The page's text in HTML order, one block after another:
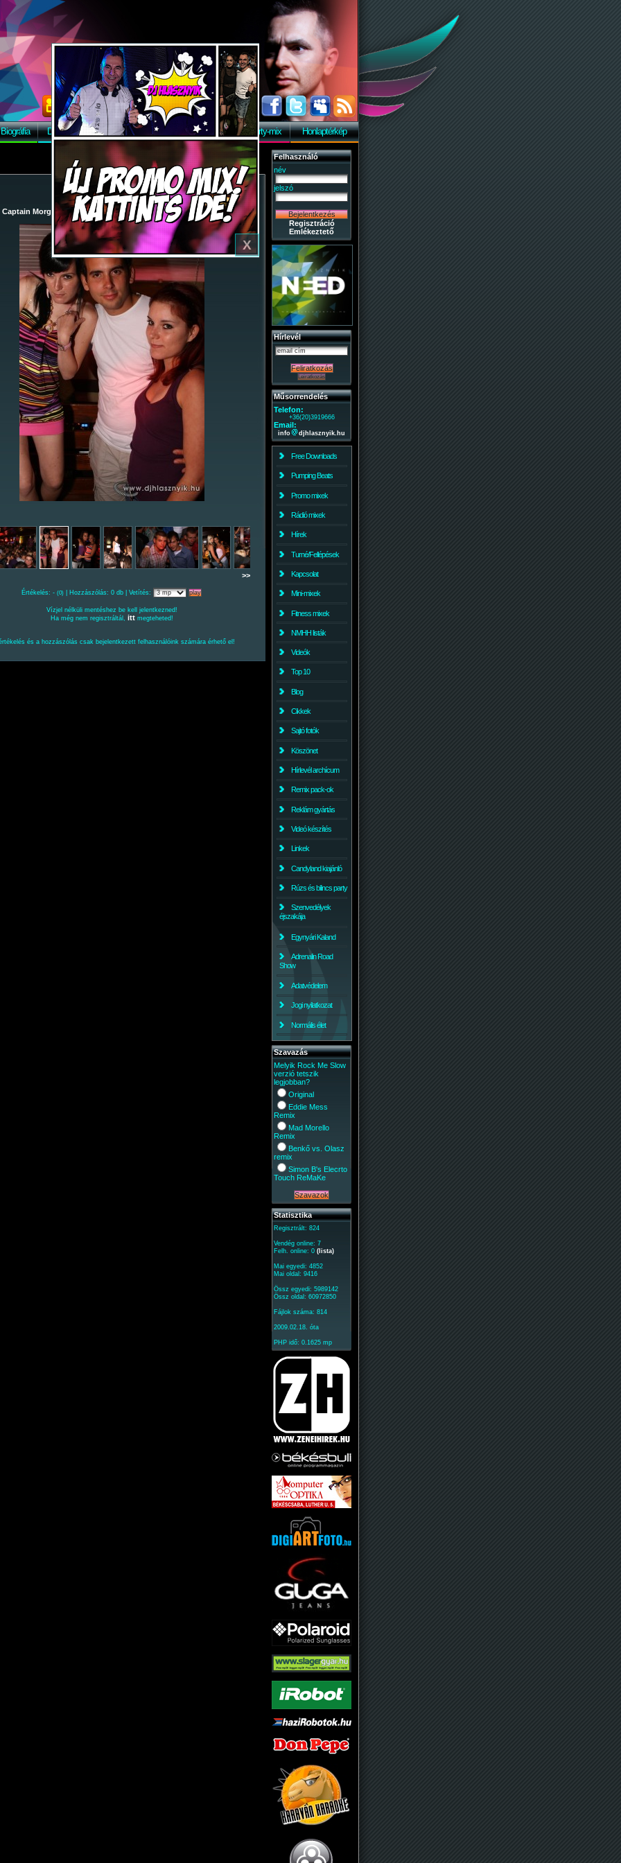
X
Biográfia Discográfia Képek Letöltés Vendégkönyv Party-mix Honlaptérkép
Captain Morgan/ 2009-07-18 - Party-mix Night Tour 2009./ 30
>>
Értékelés: - (0) | Hozzászólás: 0 db | Vetítés:
Vízjel nélküli mentéshez be kell jelentkezned!
Ha még nem regisztráltál, ittmegteheted!
és a hozzászólás csak bejelentkezett felhasználóink számára érhető el!
Felhasználó
név
jelszó
Regisztráció
Emlékeztető
Hírlevél
Műsorrendelés
Telefon:
+36(20)3919666
Email:
info djhlasznyik.hu
Free Downloads
Pumping Beats
Promo mixek
Rádió mixek
Hírek
Turné/Fellépések
Kapcsolat
Mini-mixek
Fitness mixek
NMHH listák
Videók
Top 10
Blog
Cikkek
Sajtó fotók
Köszönet
Hírlevél archícum
Remix pack-ok
Reklám gyártás
Videó készítés
Linkek
Candyland kiajánló
Rúzs és bilincs party
Szenvedélyek
éjszakája
Egynyári Kaland
Adrenalin Road
Show
Adatvédelem
Jogi nyilatkozat
Normális élet
Szavazás
Melyik Rock Me Slow
verzió tetszik
legjobban?
Original
Eddie Mess
Remix
Mad Morello
Remix
Benkő vs. Olasz
remix
Simon B's Elecrto
Touch ReMaKe
Statisztika
Regisztrált: 824
Vendég online: 7
Felh. online: 0 (lista)
Mai egyedi: 4852
Mai oldal: 9416
Össz egyedi: 5989142
Össz oldal: 60972850
Fájlok száma: 814
2009.02.18. óta
PHP idő: 0.1625 mp